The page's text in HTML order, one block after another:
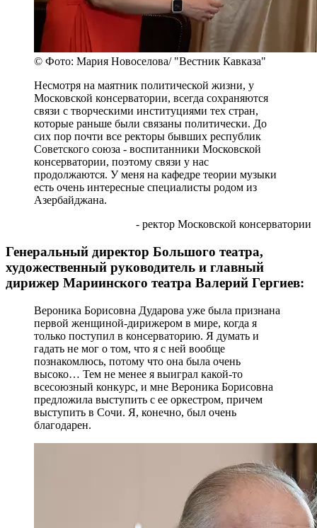
© Фото: Мария Новоселова/ "Вестник Кавказа"
Несмотря на маятник политической жизни, у
Московской консерватории, всегда сохраняются
связи с творческими институциями тех стран,
которые раньше были связаны политически. До
сих пор почти все ректоры бывших республик
Советского союза - воспитанники Московской
консерватории, поэтому связи у нас
продолжаются. У меня на кафедре теории музыки
есть очень интересные специалисты родом из
Азербайджана.
- ректор Московской консерватории
Генеральный директор Большого театра,
художественный руководитель и главный
дирижер Мариинского театра Валерий Гергиев:
Вероника Борисовна Дударова уже была признана
первой женщиной-дирижером в мире, когда я
только поступил в консерваторию. Я думать и
гадать не мог о том, что я с ней вообще
познакомлюсь, потому что она была очень
высоко… Тем не менее я выиграл какой-то
всесоюзный конкурс, и мне Вероника Борисовна
предложила выступить с ее оркестром, причем
выступить в Сочи. Я, конечно, был очень
благодарен.